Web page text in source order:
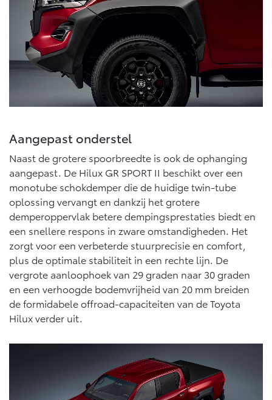
bZ4X
BATTERIJ-ELEKTRISCH
bZ4X Touring
BATTERIJ-ELEKTRISCH
Mirai
WATERSTOF-ELEKTRISCH
Vanaf € 76.695,-
Proace City (excl. BTW)
OOK ALS BATTERIJ-
ELEKTRISCH
Vanaf € 27.945,-
Proace (excl. BTW)
Connected check
Navigatie updates
Aangepast onderstel
Naast de grotere spoorbreedte is ook de ophanging
aangepast. De Hilux GR SPORT II beschikt over een
monotube schokdemper die de huidige twin-tube
oplossing vervangt en dankzij het grotere
demperoppervlak betere dempingsprestaties biedt en
een snellere respons in zware omstandigheden. Het
zorgt voor een verbeterde stuurprecisie en comfort,
plus de optimale stabiliteit in een rechte lijn. De
vergrote aanloophoek van 29 graden naar 30 graden
en een verhoogde bodemvrijheid van 20 mm breiden
de formidabele offroad-capaciteiten van de Toyota
Hilux verder uit.